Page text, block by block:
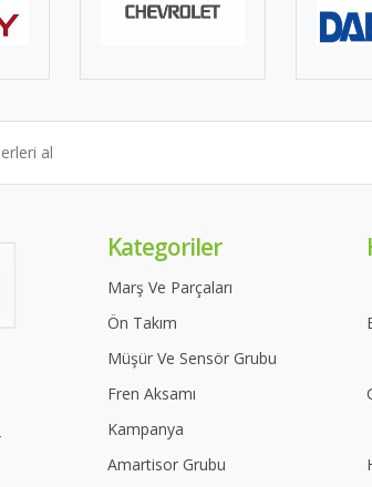
Kategoriler
Marş Ve Parçaları
Ön Takım
Müşür Ve Sensör Grubu
Fren Aksamı
Kampanya
Amartisor Grubu